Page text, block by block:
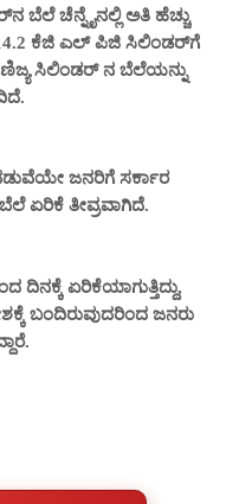
ಬೆಲೆ ಚೆನ್ನೈನಲ್ಲಿ ಅತಿ ಹೆಚ್ಚು
14.2 ಕೆಜಿ ಎಲ್‌ ಪಿಜಿ ಸಿಲಿಂಡರ್‌ಗೆ
ಸಿಲಿಂಡರ್‌ ನ ಬೆಲೆಯನ್ನು
ಜನರಿಗೆ ಸರ್ಕಾರ
ಏರಿಕೆ ತೀವ್ರವಾಗಿದೆ.
ಏರಿಕೆಯಾಗುತ್ತಿದ್ದು,
ಬಂದಿರುವುದರಿಂದ ಜನರು